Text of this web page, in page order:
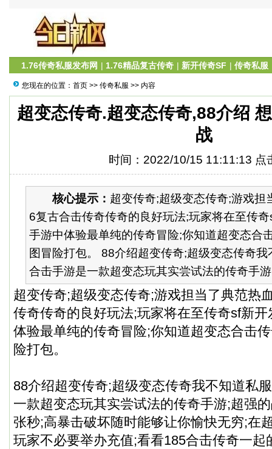
1.76传奇私服发布网 | 1.76精品复古传奇 | 新开传奇SF | 传奇私服
您现在的位置： 首页 >> 传奇私服 >> 内容
超变态传奇.超变态传奇,88介绍
战
时间：2022/10/15 11:11:13 点
核心提示： 超变传奇;超级变态传奇;游戏担
6复古合击传奇传奇的良好玩法;玩家将在至传
手游中体验最单纯的传奇冒险;你知道超变态合
图冒险打包。 88介绍超变传奇;超级变态传奇
合击手游是一款超变态玩其实尝试法的传奇手
超变传奇;超级变态传奇;游戏担当了典范热
传奇传奇的良好玩法;玩家将在至传奇sf新
体验最单纯的传奇冒险;你知道超变态合击
险打包。
88介绍超变传奇;超级变态传奇我不知道私
一款超变态玩其实尝试法的传奇手游;超强
张秒;高暴击破坏随时能够让你愉快无穷;在
玩家不必要举办充值;看看185合击传奇一起